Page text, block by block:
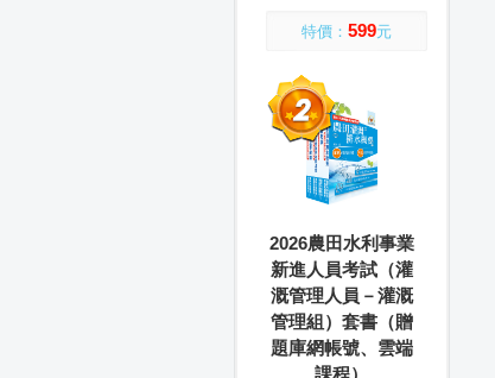
特價： 599元
2026農田水利事業
新進人員考試（灌
溉管理人員－灌溉
管理組）套書（贈
題庫網帳號、雲端
課程）